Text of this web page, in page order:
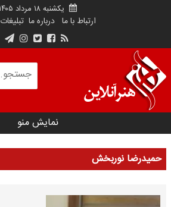
یکشنبه ۱۸ مرداد ۱۴۰۵
ارتباط با ما درباره ما تبلیغات
نمایش منو
حمیدرضا نوربخش